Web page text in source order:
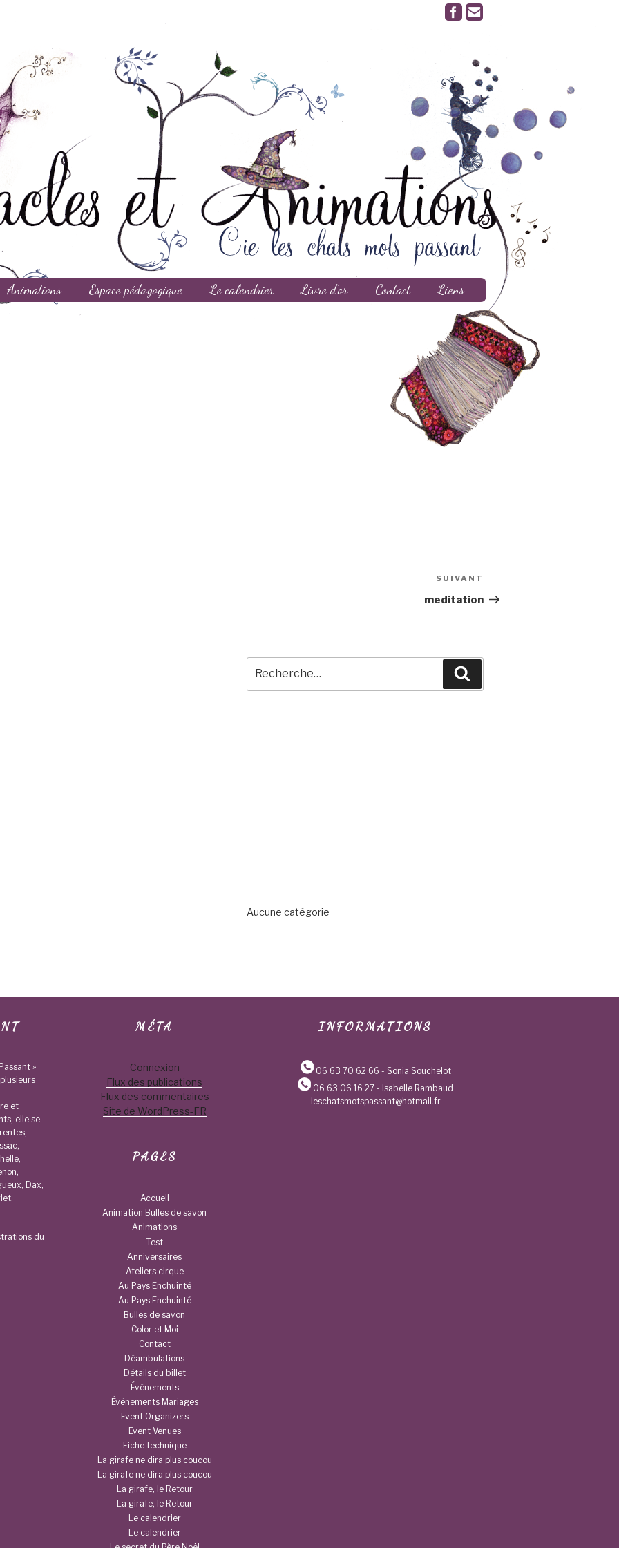
Animations Espace pédagogique Le calendrier Livre d’or Contact Liens
suivant
SUIVANT
meditation
pour
:
Aucune catégorie
»
et
elle se
Dax,
du
MÉTA
Connexion
Flux des publications
Flux des commentaires
Site de WordPress-FR
PAGES
Accueil
Animation Bulles de savon
Animations
Test
Anniversaires
Ateliers cirque
Au Pays Enchuinté
Au Pays Enchuinté
Bulles de savon
Color et Moi
Contact
Déambulations
Détails du billet
Événements
Événements Mariages
Event Organizers
Event Venues
Fiche technique
La girafe ne dira plus coucou
La girafe ne dira plus coucou
La girafe, le Retour
La girafe, le Retour
Le calendrier
Le calendrier
INFORMATIONS
06 63 70 62 66 - Sonia Souchelot
06 63 06 16 27 - Isabelle Rambaud
leschatsmotspassant@hotmail.fr